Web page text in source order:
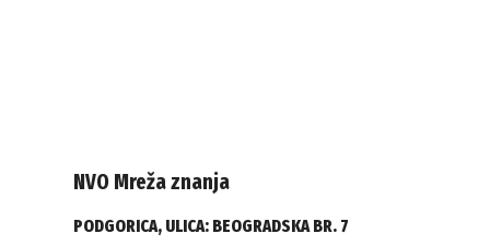
NVO Mreža znanja
PODGORICA, ULICA: BEOGRADSKA BR. 7